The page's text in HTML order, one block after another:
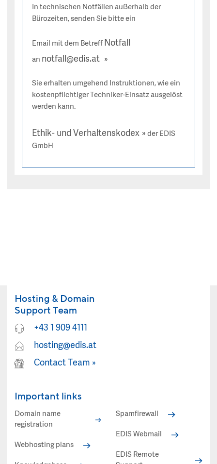
In technischen Notfällen außerhalb der
Bürozeiten, senden Sie bitte ein
Email mit dem Betreff Notfall
an notfall@edis.at
Sie erhalten umgehend Instruktionen, wie ein
kostenpflichtiger Techniker-Einsatz ausgelöst
werden kann.
Ethik- und Verhaltenskodex
der EDIS
GmbH
Hosting & Domain
Support Team
+43 1 909 4111
hosting@edis.at
Contact Team »
Important links
Domain name
registration
Webhosting plans
Spamfirewall
EDIS Webmail
EDIS Remote